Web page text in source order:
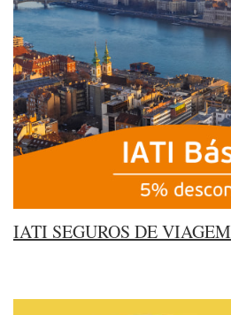
IATI SEGUROS DE VIAGEM